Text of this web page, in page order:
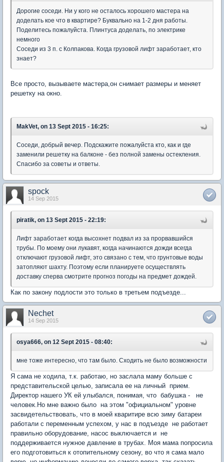
Дорогие соседи. Ни у кого не осталось хорошего мастера на
доделать кое что в квартире? Буквально на 1-2 дня работы.
Поделитесь пожалуйста. Плинтуса доделать, по электрике
немного
Соседи из 3 п. с Колпакова. Когда грузовой лифт заработает, кто
знает?
Все просто, вызываете мастера,он снимает размеры и меняет
решетку на окно.
MakVet, on 13 Sept 2015 - 16:25:
Соседи, добрый вечер. Подскажите пожалуйста кто, как и где
заменили решетку на балконе - без полной замены остекления.
Спасибо за советы и ответы.
spock
14 Sep 2015
piratik, on 13 Sept 2015 - 22:19:
Лифт заработает когда высохнет подвал из за прорвавшийся
трубы. По моему они лукавят, когда начинаются дожди всегда
отключают грузовой лифт, это связано с тем, что грунтовые воды
затопляют шахту. Поэтому если планируете осуществлять
доставку сперва смотрите прогноз погоды на предмет дождей.
Как по закону подлости это только в третьем подъезде...
Nechet
14 Sep 2015
osya666, on 12 Sept 2015 - 08:40:
мне тоже интересно, что там было. Сходить не было возможности
Я сама не ходила, т.к. работаю, но заслала маму больше с
представительской целью, записала ее на личный прием.
Директор нашего УК ей улыбался, понимая, что бабушка - не
человек.Но мне важно было на этом "официальном" уровне
засвидетельствовать, что в моей кваритире всю зиму батареи
работали с переменным успехом, у нас в подъезде не работает
правильно оборудование, насос выключается и не
поддерживается нужное давление в трубах. Моя мама попросила
его подготовиться к отопительному сезону, во что я сама мало